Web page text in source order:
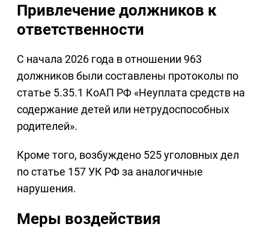
Привлечение должников к
ответственности
С начала 2026 года в отношении 963
должников были составлены протоколы по
статье 5.35.1 КоАП РФ «Неуплата средств на
содержание детей или нетрудоспособных
родителей».
Кроме того, возбуждено 525 уголовных дел
по статье 157 УК РФ за аналогичные
нарушения.
Меры воздействия